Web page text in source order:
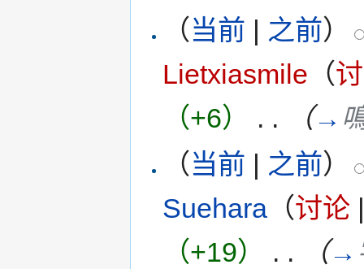
（当前 | 之前）
Lietxiasmile （
（+6）
. . （→
（当前 | 之前）
Suehara （讨论
（+19）
. . （→